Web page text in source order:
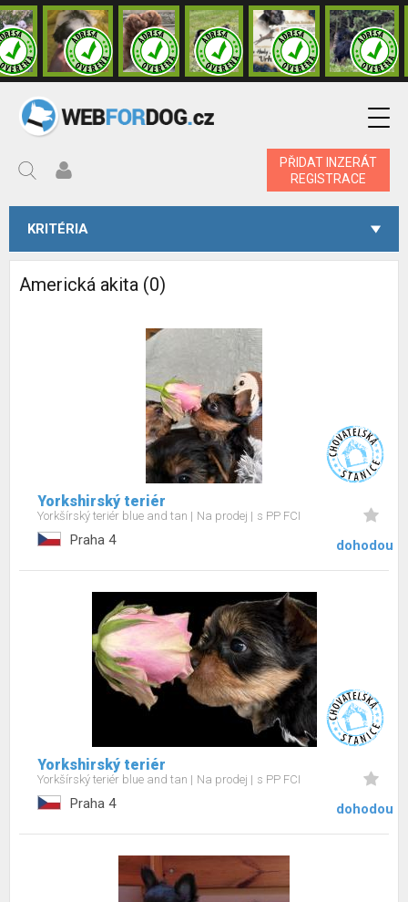
PŘIDAT INZERÁT
REGISTRACE
KRITÉRIA
Americká akita (0)
Yorkshirský teriér
Yorkšírský teriér blue and tan Na prodej s PP FCI
Praha 4 dohodou
Yorkshirský teriér
Yorkšírský teriér blue and tan Na prodej s PP FCI
Praha 4 dohodou